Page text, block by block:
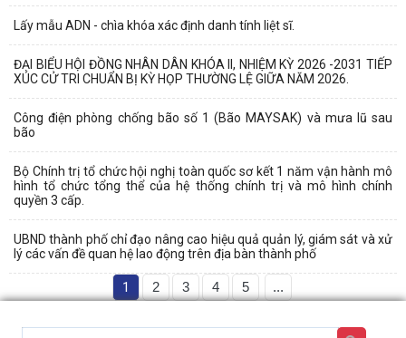
Lấy mẫu ADN - chìa khóa xác định danh tính liệt sĩ.
ĐẠI BIỂU HỘI ĐỒNG NHÂN DÂN KHÓA II, NHIỆM KỲ 2026 -2031 TIẾP
XÚC CỬ TRI CHUẨN BỊ KỲ HỌP THƯỜNG LỆ GIỮA NĂM 2026.
Công điện phòng chống bão số 1 (Bão MAYSAK) và mưa lũ sau
bão
Bộ Chính trị tổ chức hội nghị toàn quốc sơ kết 1 năm vận hành mô
hình tổ chức tổng thể của hệ thống chính trị và mô hình chính
quyền 3 cấp.
UBND thành phố chỉ đạo nâng cao hiệu quả quản lý, giám sát và xử
lý các vấn đề quan hệ lao động trên địa bàn thành phố
1 2 3 4 5 ...